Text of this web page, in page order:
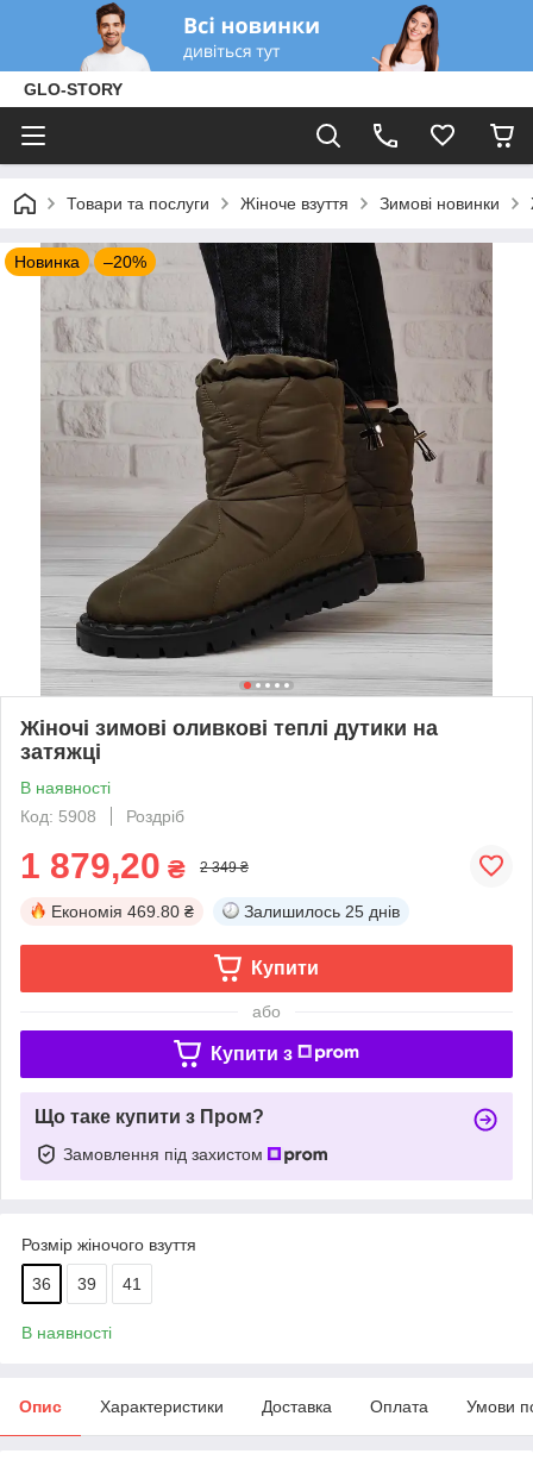
GLO-STORY
Товари та послуги Жіноче взуття Зимові новинки
Новинка –20%
Жіночі зимові оливкові теплі дутики на
затяжці
В наявності
Код: 5908
Роздріб
1 879,20 ₴ 2 349 ₴
Економія 469.80 ₴ Залишилось 25 днів
Купити
або
Купити з
Що таке купити з Пром?
Замовлення під захистом
Розмір жіночого взуття
36 39 41
В наявності
Опис Характеристики Доставка Оплата Умови